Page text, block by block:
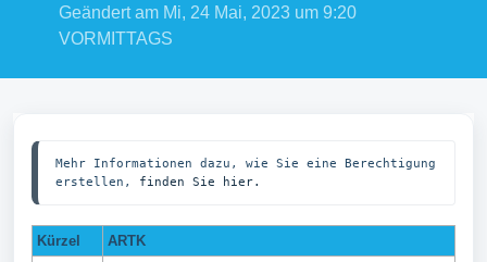
Geändert am Mi, 24 Mai, 2023 um 9:20
VORMITTAGS
Mehr Informationen dazu, wie Sie eine Berechtigung
erstellen, finden Sie hier.
Kürzel
ARTK